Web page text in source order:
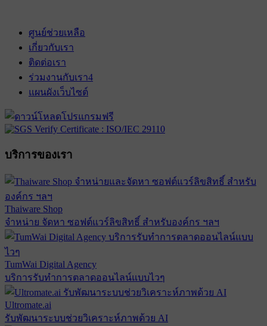
ศูนย์ช่วยเหลือ
เกี่ยวกับเรา
ติดต่อเรา
ร่วมงานกับเรา4
แผนผังเว็บไซต์
บริการของเรา
Thaiware Shop
จำหน่าย จัดหา ซอฟต์แวร์ลิขสิทธิ์ สำหรับองค์กร ฯลฯ
TumWai Digital Agency
บริการรับทำการตลาดออนไลน์แบบไวๆ
Ultromate.ai
รับพัฒนาระบบช่วยวิเคราะห์ภาพด้วย AI